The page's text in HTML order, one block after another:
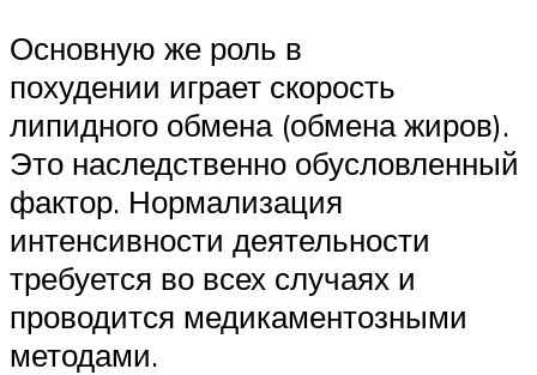
Основную же роль в
похудении играет скорость
липидного обмена (обмена жиров).
Это наследственно обусловленный
фактор. Нормализация
интенсивности деятельности
требуется во всех случаях и
проводится медикаментозными
методами.